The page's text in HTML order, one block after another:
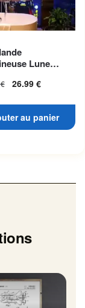
Lune
€ 26.99 €
au panier